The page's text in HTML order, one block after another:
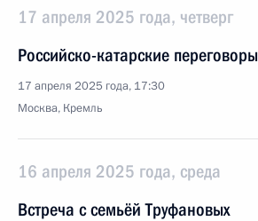
17 апреля 2025 года, четверг
Российско-катарские переговоры
17 апреля 2025 года, 17:30
Москва, Кремль
16 апреля 2025 года, среда
Встреча с семьёй Труфановых